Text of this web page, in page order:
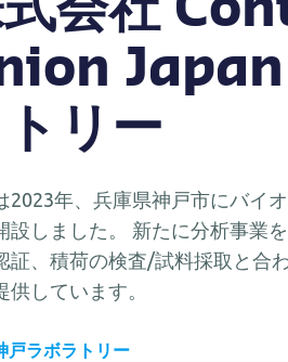
Japan
リー
2023年、兵庫県神戸市にバイ
設しました。 新たに分析事業
証、積荷の検査/試料採取と合
供しています。
戸ラボラトリー